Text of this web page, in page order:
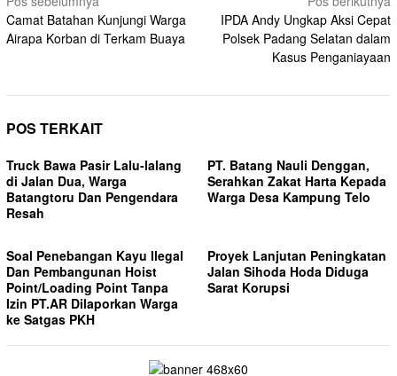
pos
Camat Batahan Kunjungi Warga
Airapa Korban di Terkam Buaya
IPDA Andy Ungkap Aksi Cepat
Polsek Padang Selatan dalam
Kasus Penganiayaan
POS TERKAIT
Truck Bawa Pasir Lalu-lalang
di Jalan Dua, Warga
Batangtoru Dan Pengendara
Resah
PT. Batang Nauli Denggan,
Serahkan Zakat Harta Kepada
Warga Desa Kampung Telo
Soal Penebangan Kayu Ilegal
Dan Pembangunan Hoist
Point/Loading Point Tanpa
Izin PT.AR Dilaporkan Warga
ke Satgas PKH
Proyek Lanjutan Peningkatan
Jalan Sihoda Hoda Diduga
Sarat Korupsi